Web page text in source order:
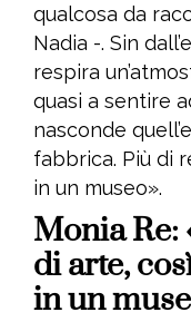
qualcosa da
Nadia -. Sin
respira
quasi a sentire
nasconde
fabbrica. Più di
in un museo».
Monia Re:
di arte,
in un